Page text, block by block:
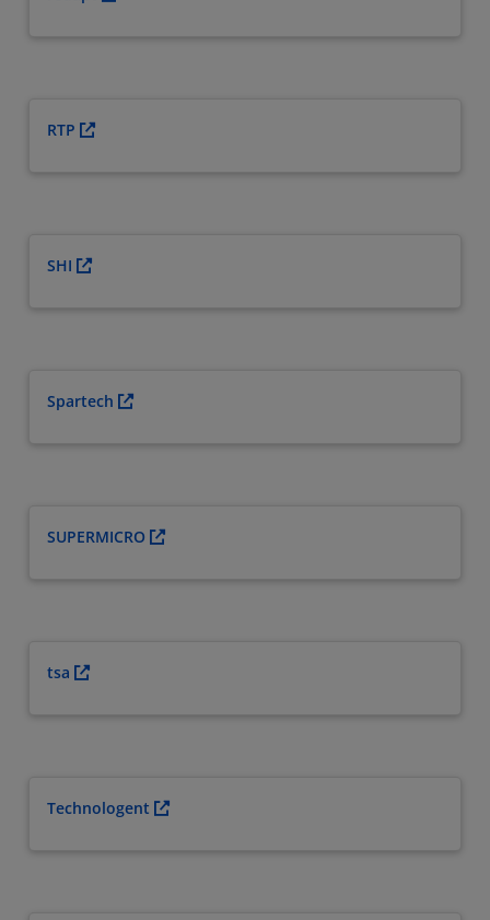
RTP
SHI
Spartech
SUPERMICRO
tsa
Technologent